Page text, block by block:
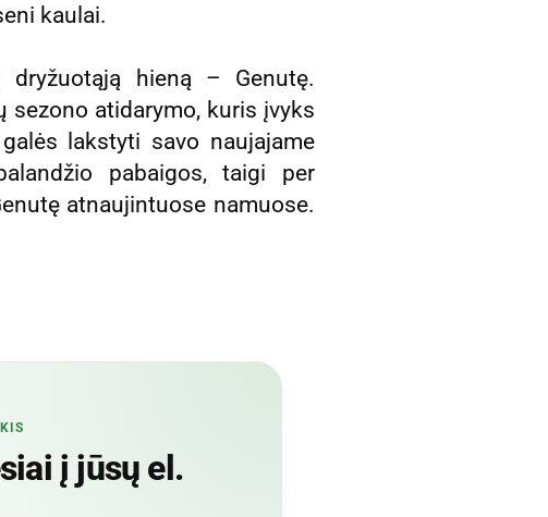
kaulai.
hieną – Genutę.
sezono atidarymo, kuris įvyks
lakstyti savo naujajame
pabaigos, taigi per
atnaujintuose namuose.
į jūsų el.